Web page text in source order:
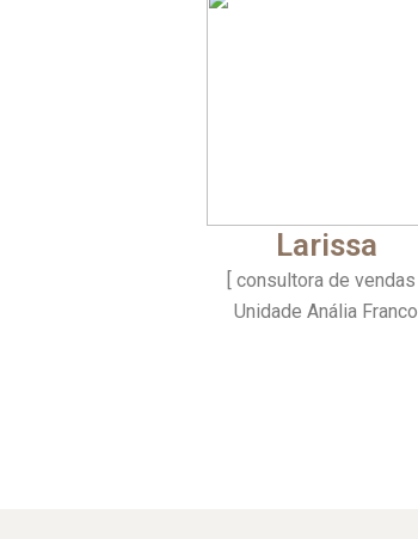
Larissa
[ consultora de vendas ]
Unidade Anália Franco